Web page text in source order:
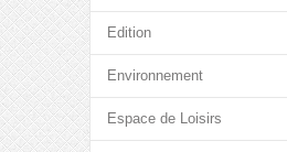
Edition
Environnement
Espace de Loisirs